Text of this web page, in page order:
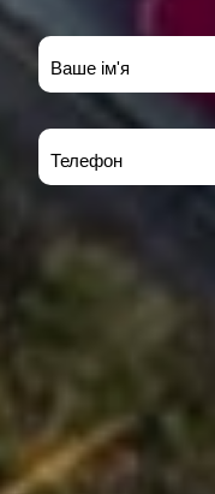
Ваше ім'я
Телефон